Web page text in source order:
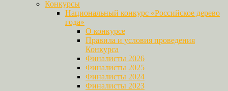
Конкурсы
Национальный конкурс «Российское дерево
года»
О конкурсе
Правила и условия проведения
Конкурса
Финалисты 2026
Финалисты 2025
Финалисты 2024
Финалисты 2023